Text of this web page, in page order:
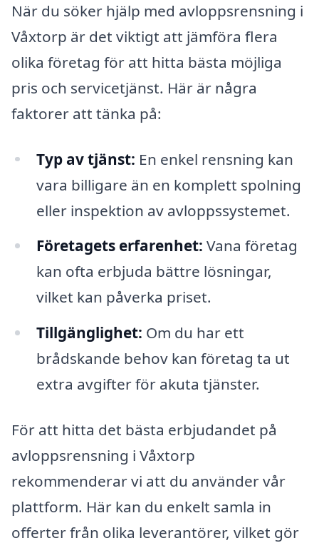
När du söker hjälp med avloppsrensning i
Våxtorp är det viktigt att jämföra flera
olika företag för att hitta bästa möjliga
pris och servicetjänst. Här är några
faktorer att tänka på:
Typ av tjänst: En enkel rensning kan
vara billigare än en komplett spolning
eller inspektion av avloppssystemet.
Företagets erfarenhet: Vana företag
kan ofta erbjuda bättre lösningar,
vilket kan påverka priset.
Tillgänglighet: Om du har ett
brådskande behov kan företag ta ut
extra avgifter för akuta tjänster.
För att hitta det bästa erbjudandet på
avloppsrensning i Våxtorp
rekommenderar vi att du använder vår
plattform. Här kan du enkelt samla in
offerter från olika leverantörer, vilket gör